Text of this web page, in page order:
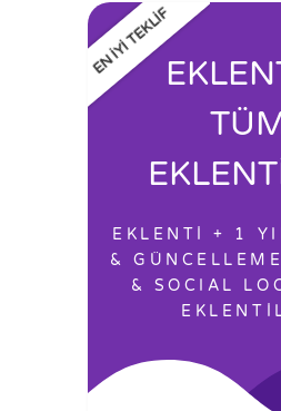
EN İYİ TEKLİF
EKLENTİ + 1
&
& SOCIAL